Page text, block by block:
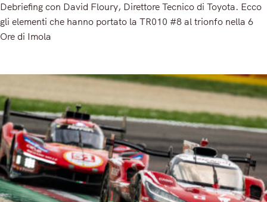
Debriefing con David Floury, Direttore Tecnico di Toyota. Ecco
gli elementi che hanno portato la TR010 #8 al trionfo nella 6
Ore di Imola